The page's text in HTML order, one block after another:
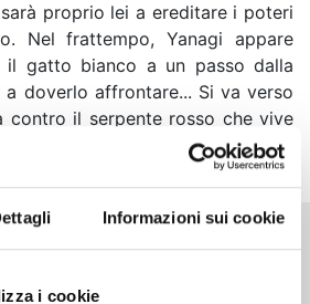
Informazioni sui cookie
i cookie
proprio lei a ereditare i poteri
Nel frattempo, Yanagi appare
gatto bianco a un passo dalla
doverlo affrontare... Si va verso
contro il serpente rosso che vive